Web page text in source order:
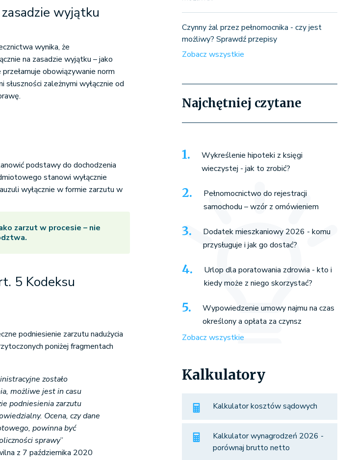
wyjątku
wynika, że
na zasadzie wyjątku – jako
obowiązywanie norm
zależnymi wyłącznie od
podstawy do dochodzenia
stanowi wyłącznie
wyłącznie w formie zarzutu w
zarzut w procesie – nie
5 Kodeksu
podniesienie zarzutu nadużycia
poniżej fragmentach
zostało
możliwe jest in casu
podniesienia zarzutu
Ocena, czy dane
powinna być
sprawy”
z 7 października 2020
Czynny żal przez pełnomocnika - czy jest
możliwy? Sprawdź przepisy
Zobacz wszystkie
Najchętniej czytane
Wykreślenie hipoteki z księgi
wieczystej - jak to zrobić?
Pełnomocnictwo do rejestracji
samochodu – wzór z omówieniem
Dodatek mieszkaniowy 2026 - komu
przysługuje i jak go dostać?
Urlop dla poratowania zdrowia - kto i
kiedy może z niego skorzystać?
Wypowiedzenie umowy najmu na czas
określony a opłata za czynsz
Zobacz wszystkie
Kalkulatory
Kalkulator kosztów sądowych
Kalkulator wynagrodzeń 2026 -
porównaj brutto netto